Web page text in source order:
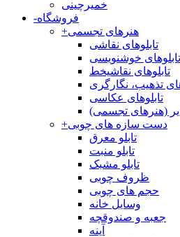
خمیرچینی
-فروشگاه
+هنرهای تجسمی
تابلوهای نقاشی
تابلوهای خوشنویسی
تابلوهای نقاشیخط
تذهیب، نگارگری
تابلوهای عکاسی
(هنرهای تجسمی)
+دست سازه های چوبی
تابلو معرق
تابلو منبت
تابلو مشبک
ظروف چوبی
حجم های چوبی
وسایل خانه
جعبه و صندوقچه
آینه